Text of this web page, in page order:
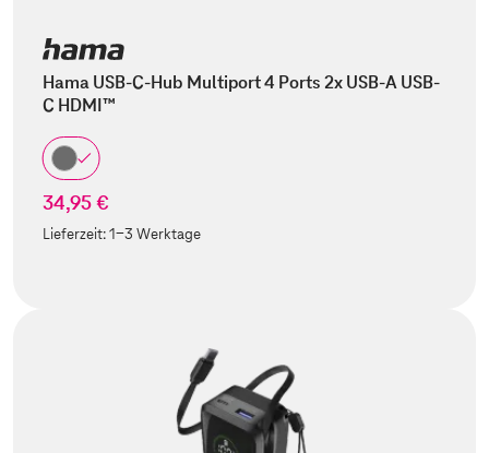
Hama USB-C-Hub Multiport 4 Ports 2x USB-A USB-
C HDMI™
34,95 €
Lieferzeit:1-3 Werktage